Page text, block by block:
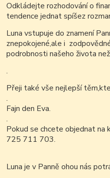
Odkládejte rozhodování o
tendence jednat spíšez
Luna vstupuje do znamení
znepokojené,ale i
podrobnosti našeho života
.
Přeji také vše nejlepší
.
Fajn den Eva.
.
Pokud se chcete objednat
725 711 703.
Luna je v Panně ohou nás